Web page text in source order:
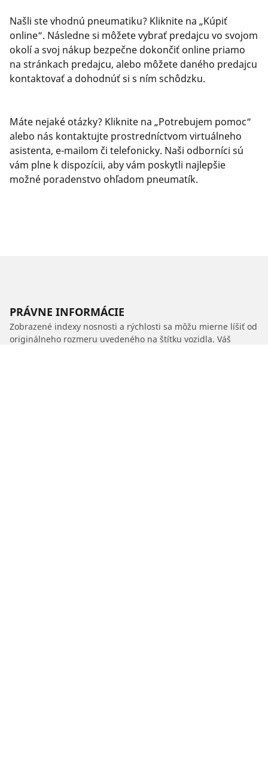
Našli ste vhodnú pneumatiku? Kliknite na „Kúpiť
online“. Následne si môžete vybrať predajcu vo svojom
okolí a svoj nákup bezpečne dokončiť online priamo
na stránkach predajcu, alebo môžete daného predajcu
kontaktovať a dohodnúť si s ním schôdzku.
Máte nejaké otázky? Kliknite na „Potrebujem pomoc“
alebo nás kontaktujte prostredníctvom virtuálneho
asistenta, e-mailom či telefonicky. Naši odborníci sú
vám plne k dispozícii, aby vám poskytli najlepšie
možné poradenstvo ohľadom pneumatík.
PRÁVNE INFORMÁCIE
Zobrazené indexy nosnosti a rýchlosti sa môžu mierne líšiť od
originálneho rozmeru uvedeného na štítku vozidla. Váš